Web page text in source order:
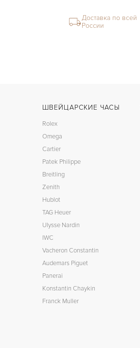
Доставка по всей
России
ШВЕЙЦАРСКИЕ ЧАСЫ
Rolex
Omega
Cartier
Patek Philippe
Breitling
Zenith
Hublot
TAG Heuer
Ulysse Nardin
IWC
Vacheron Constantin
Audemars Piguet
Panerai
Konstantin Chaykin
Franck Muller